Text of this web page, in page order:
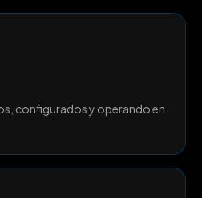
configurados y operando en